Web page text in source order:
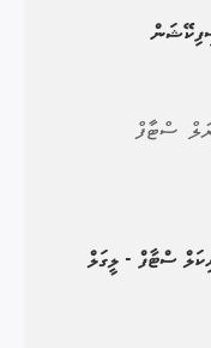
ސްޓާފް
ސްޓާފް - ލީގަލް